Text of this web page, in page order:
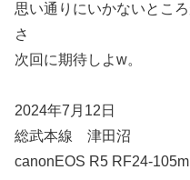
思い通りにいかないとこ
さ
次回に期待しよw。
2024年7月12日
総武本線 津田沼
canonEOS R5 RF24-